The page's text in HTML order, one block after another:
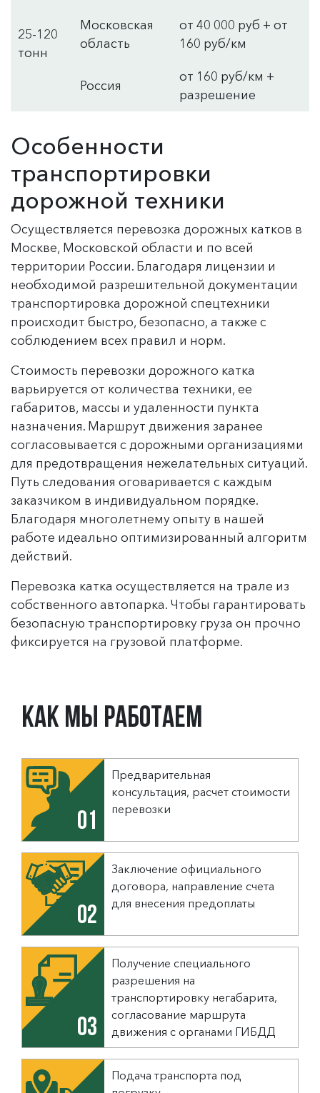
25-120
тонн
Московская
область
от 40 000 руб + от
160 руб/км
Россия
от 160 руб/км +
разрешение
Особенности
транспортировки
дорожной техники
Осуществляется перевозка дорожных катков в
Москве, Московской области и по всей
территории России. Благодаря лицензии и
необходимой разрешительной документации
транспортировка дорожной спецтехники
происходит быстро, безопасно, а также с
соблюдением всех правил и норм.
Стоимость перевозки дорожного катка
варьируется от количества техники, ее
габаритов, массы и удаленности пункта
назначения. Маршрут движения заранее
согласовывается с дорожными организациями
для предотвращения нежелательных ситуаций.
Путь следования оговаривается с каждым
заказчиком в индивидуальном порядке.
Благодаря многолетнему опыту в нашей
работе идеально оптимизированный алгоритм
действий.
Перевозка катка осуществляется на трале из
собственного автопарка. Чтобы гарантировать
безопасную транспортировку груза он прочно
фиксируется на грузовой платформе.
Как мы работаем
01
Предварительная
консультация, расчет стоимости
перевозки
02
Заключение официального
договора, направление счета
для внесения предоплаты
03
Получение специального
разрешения на
транспортировку негабарита,
согласование маршрута
движения с органами ГИБДД
Подача транспорта под